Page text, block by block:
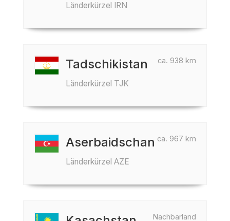
Länderkürzel IRN
ca. 938 km
Tadschikistan
Länderkürzel TJK
ca. 967 km
Aserbaidschan
Länderkürzel AZE
Nachbarland